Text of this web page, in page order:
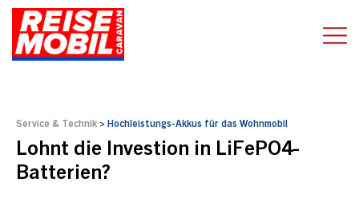
Service & Technik > Hochleistungs-Akkus für das Wohnmobil
Lohnt die Investion in LiFePO4-
Batterien?